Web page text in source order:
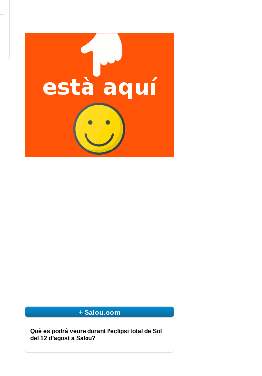
+ Salou.com
Què es podrà veure durant l’eclipsi total de Sol
del 12 d’agost a Salou?